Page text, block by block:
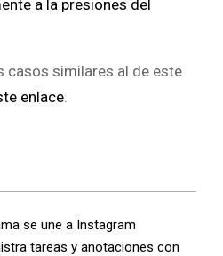
a la presiones del
casos similares al de este
enlace
se une a Instagram
tareas y anotaciones con